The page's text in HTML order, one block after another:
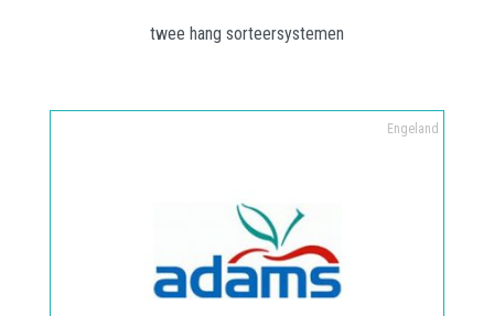
twee hang sorteersystemen
Engeland